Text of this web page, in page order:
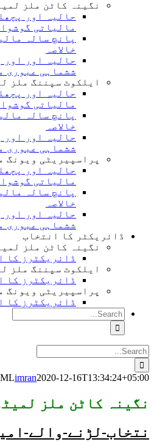
نگینہ کاٹن ملز
حالیہ اور
مالیاتی
پانچ سالہ
خالاصہ
حالیہ اور اور
ششماہی عبوری
ایلکوٹ سپننگ ملز
حالیہ اور
مالیاتی
پانچ سالہ
خالاصہ
حالیہ اور اور
ششماہی عبوری
پراسپیریٹی ویونگ
حالیہ اور
مالیاتی
پانچ سالہ
خالاصہ
حالیہ اور اور
ششماہی عبوری
ڈائریکٹر کا انتخاب
نگینہ کاٹن ملز
ڈائریکٹرز کا
ایلکوٹ سپننگ ملز
ڈائریکٹرز کا
پراسپیریٹی ویونگ
ڈائریکٹرز کا
Search
for:
Search
for:
imran2020-12-16T13:34:24+05:00
نگینہ کاٹن ملز
نتخاب-لڑنے-والے-